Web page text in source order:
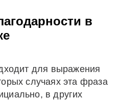
в
для выражения
случаях эта фраза
в других